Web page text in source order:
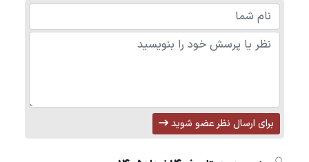
برای ارسال نظر عضو شوید